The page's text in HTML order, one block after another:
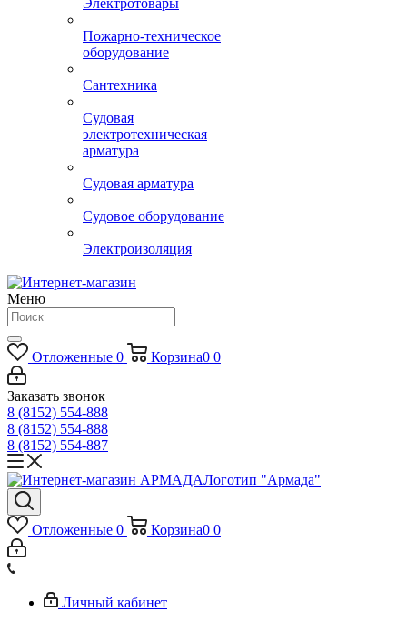
Электротовары
Пожарно-техническое
оборудование
Сантехника
Судовая
электротехническая
арматура
Судовая арматура
Судовое оборудование
Электроизоляция
Меню
Отложенные 0 Корзина0 0
Заказать звонок
8 (8152) 554-888
8 (8152) 554-888
8 (8152) 554-887
Логотип "Армада"
Отложенные 0 Корзина0 0
Личный кабинет